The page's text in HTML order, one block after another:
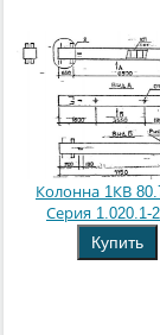
Колонна 1КВ
Серия 1.020.1-
Купить